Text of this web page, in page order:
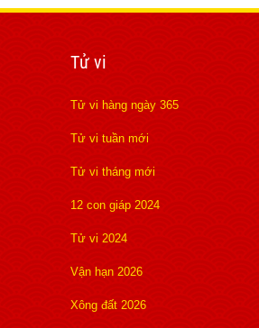
Tử vi
Tử vi hàng ngày 365
Tử vi tuần mới
Tử vi tháng mới
12 con giáp 2024
Tử vi 2024
Vận hạn 2026
Xông đất 2026